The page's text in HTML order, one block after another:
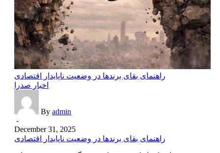
راهنمای بقای برندها در وضعیت ناپایدار اقتصادی
اخبار صدرا
By admin
-
December 31, 2025
راهنمای بقای برندها در وضعیت ناپایدار اقتصادی